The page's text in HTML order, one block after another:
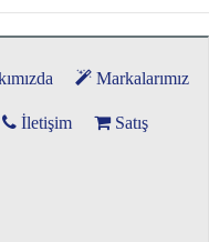
Markalarımız
İletişim Satış